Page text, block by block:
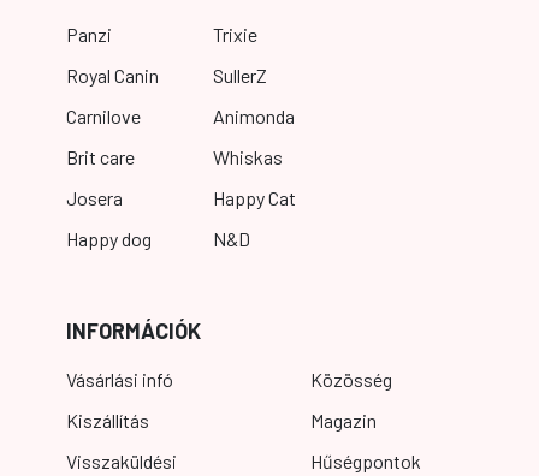
Panzi
Royal Canin
Carnilove
Brit care
Josera
Happy dog
Trixie
SullerZ
Animonda
Whiskas
Happy Cat
N&D
INFORMÁCIÓK
Vásárlási infó
Kiszállítás
Visszaküldési
Közösség
Magazin
Hűségpontok